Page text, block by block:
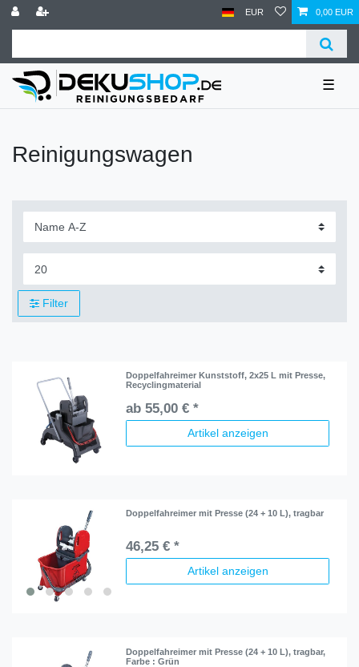
EUR 0,00 EUR
☰
Reinigungswagen
Filter
Doppelfahreimer Kunststoff, 2x25 L mit Presse,
Recyclingmaterial
ab 55,00 € *
Artikel anzeigen
Doppelfahreimer mit Presse (24 + 10 L), tragbar
46,25 € *
Artikel anzeigen
Doppelfahreimer mit Presse (24 + 10 L), tragbar,
Farbe : Grün